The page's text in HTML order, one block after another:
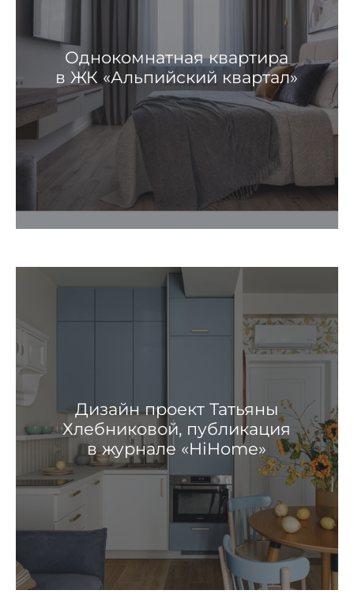
Однокомнатная квартира
в ЖК «Альпийский квартал»
Дизайн проект Татьяны
Хлебниковой, публикация
в журнале «HiHome»